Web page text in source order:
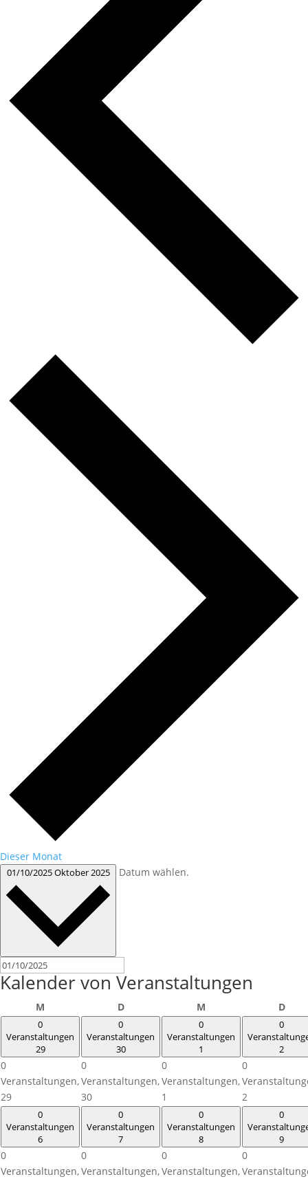
Dieser Monat
01/10/2025Oktober 2025 Datum wählen.
Kalender von Veranstaltungen
M DDienstag M D
0
Veranstaltungen
29
0
Veranstaltungen,
29
0
Veranstaltungen
30
0
Veranstaltungen,
30
0
Veranstaltungen
1
0
Veranstaltungen,
1
0
2
0
2
0
Veranstaltungen
6
0
Veranstaltungen,
0
Veranstaltungen
7
0
Veranstaltungen,
0
Veranstaltungen
8
0
Veranstaltungen,
0
9
0